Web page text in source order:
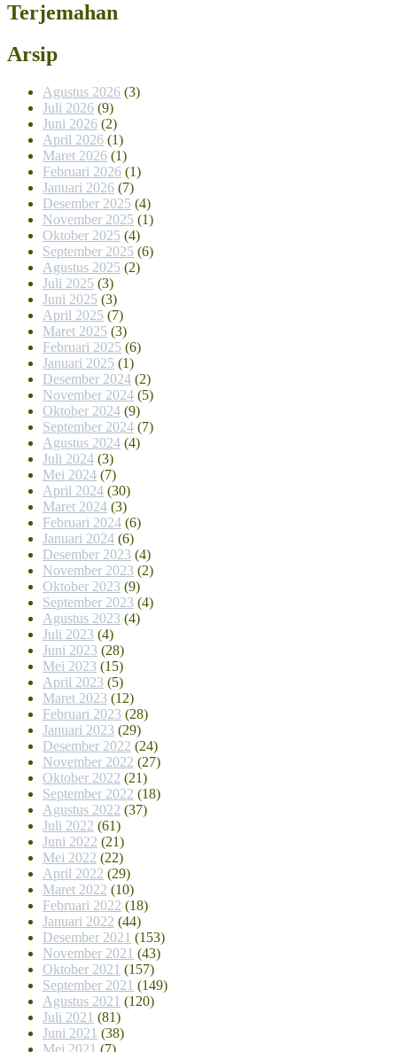
Terjemahan
Arsip
Agustus 2026 (3)
Juli 2026 (9)
Juni 2026 (2)
April 2026 (1)
Maret 2026 (1)
Februari 2026 (1)
Januari 2026 (7)
Desember 2025 (4)
November 2025 (1)
Oktober 2025 (4)
September 2025 (6)
Agustus 2025 (2)
Juli 2025 (3)
Juni 2025 (3)
April 2025 (7)
Maret 2025 (3)
Februari 2025 (6)
Januari 2025 (1)
Desember 2024 (2)
November 2024 (5)
Oktober 2024 (9)
September 2024 (7)
Agustus 2024 (4)
Juli 2024 (3)
Mei 2024 (7)
April 2024 (30)
Maret 2024 (3)
Februari 2024 (6)
Januari 2024 (6)
Desember 2023 (4)
November 2023 (2)
Oktober 2023 (9)
September 2023 (4)
Agustus 2023 (4)
Juli 2023 (4)
Juni 2023 (28)
Mei 2023 (15)
April 2023 (5)
Maret 2023 (12)
Februari 2023 (28)
Januari 2023 (29)
Desember 2022 (24)
November 2022 (27)
Oktober 2022 (21)
September 2022 (18)
Agustus 2022 (37)
Juli 2022 (61)
Juni 2022 (21)
Mei 2022 (22)
April 2022 (29)
Maret 2022 (10)
Februari 2022 (18)
Januari 2022 (44)
Desember 2021 (153)
November 2021 (43)
Oktober 2021 (157)
September 2021 (149)
Agustus 2021 (120)
Juli 2021 (81)
Juni 2021 (38)
Mei 2021 (7)